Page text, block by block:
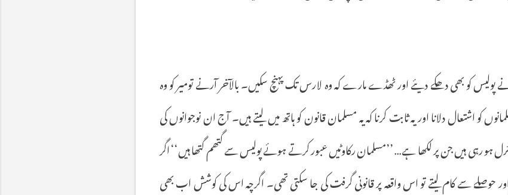
پولیسکوبھیدھکےدیئےاورٹھڈےمارےکہوہلارستکپہنچسکیں۔بالآخرآرنےتومیرکووہ
کواشتعالدلانااوریہثابتکرناکہیہمسلمانقانونکوہاتھمیںلیتےہیں۔آجاننوجوانوںکی
ہورہیہیںجنپرلکھاہے… ’’مسلمانرکاوٹیںعبورکرتےہوئےپولیسسےگتھمگتھاہیں‘‘اگر
حوصلےسےکاملیتےتواسواقعہپرقانونیگرفتکیجاسکتیتھی۔اگرچہاسکیکوششاببھی